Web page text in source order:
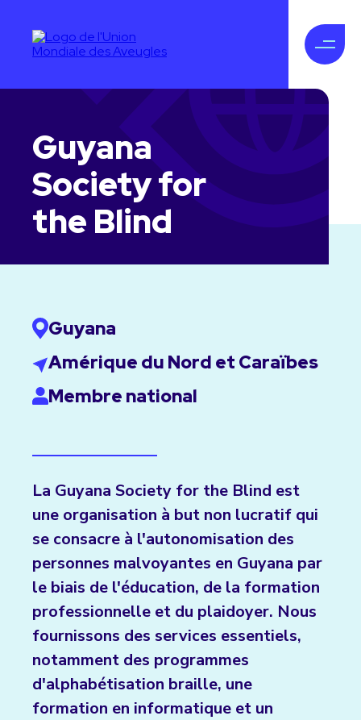
Guyana
Society for
the Blind
Guyana
Amérique du Nord et Caraïbes
Membre national
La Guyana Society for the Blind est
une organisation à but non lucratif qui
se consacre à l'autonomisation des
personnes malvoyantes en Guyana par
le biais de l'éducation, de la formation
professionnelle et du plaidoyer. Nous
fournissons des services essentiels,
notamment des programmes
d'alphabétisation braille, une
formation en informatique et un